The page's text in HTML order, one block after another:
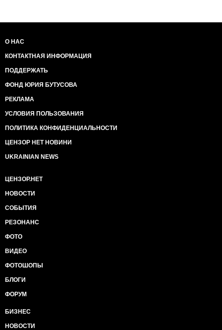
О НАС
КОНТАКТНАЯ ИНФОРМАЦИЯ
ПОДДЕРЖАТЬ
ФОНД ЮРИЯ БУТУСОВА
РЕКЛАМА
УСЛОВИЯ ПОЛЬЗОВАНИЯ
ПОЛИТИКА КОНФИДЕНЦИАЛЬНОСТИ
ЦЕНЗОР НЕТ НОВИНИ
UKRAINIAN NEWS
ЦЕНЗОР.НЕТ
НОВОСТИ
СОБЫТИЯ
РЕЗОНАНС
ФОТО
ВИДЕО
ФОТОШОПЫ
БЛОГИ
ФОРУМ
БИЗНЕС
НОВОСТИ